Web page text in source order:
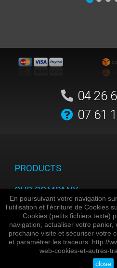
04 26
07 61
PRODUCTS
OUR COMPANY
YOUR ACCOUNT
STORE INFORMATION
En poursuivant votre navigation
l’utilisation et l'écriture de Cookies
Cookies (petits fichiers texte)
navigation, actualiser votre
prochaine visite et sécuriser votre
et paramétrer les traceurs: http://
web-cookies-et-autres-
close
Copyright gtsshop.fr © 2015 -